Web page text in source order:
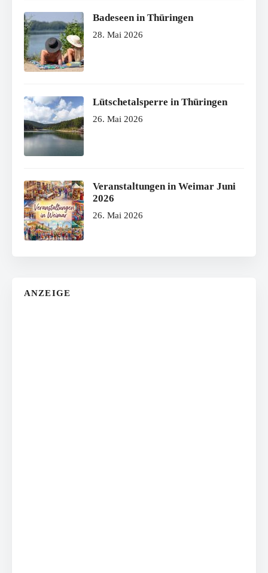
Badeseen in Thüringen
28. Mai 2026
Lütschetalsperre in Thüringen
26. Mai 2026
Veranstaltungen in Weimar Juni
2026
26. Mai 2026
ANZEIGE